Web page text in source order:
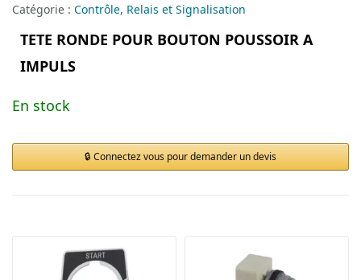
Catégorie : Contrôle, Relais et Signalisation
TETE RONDE POUR BOUTON POUSSOIR A
IMPULS
En stock
Connectez vous pour demander un devis